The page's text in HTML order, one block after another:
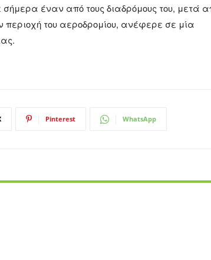
σήμερα έναν από τους διαδρόμους του, μετά
περιοχή του αεροδρομίου, ανέφερε σε μία
Pinterest WhatsApp